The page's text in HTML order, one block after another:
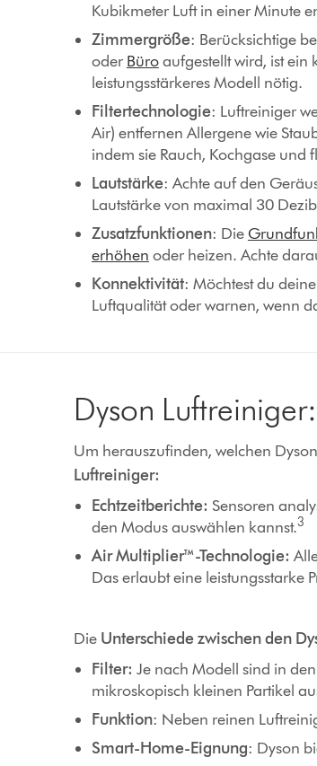
Kubikmeter Luft in einer Minute
Zimmergröße: Berücksichtige
oder Büroaufgestellt wird, ist
leistungsstärkeres Modell nötig.
Filtertechnologie: Luftreiniger
Air) entfernen Allergene wie
indem sie Rauch, Kochgase
Lautstärke: Achte auf den
Lautstärke von maximal 30
Zusatzfunktionen: Die
erhöhen oder heizen. Achte
Konnektivität: Möchtest du
Luftqualität oder warnen, wenn
Dyson
Um herauszufinden, welchen
Luftreiniger:
Echtzeitberichte: Sensoren
den Modus auswählen kannst.3
Air Multiplier™-Technologie:
Das erlaubt eine leistungsstarke
Die Unterschiede zwischen den
Filter: Je nach Modell sind in
mikroskopisch kleinen Partikel
Funktion: Neben reinen
Smart-Home-Eignung: Dyson